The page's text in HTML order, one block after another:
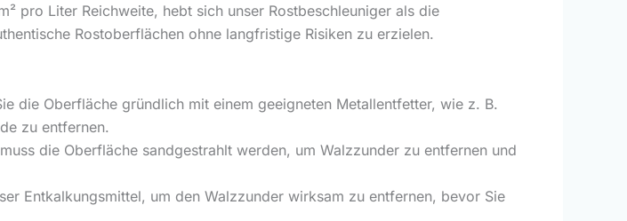
pro Liter Reichweite, hebt sich unser Rostbeschleuniger als die
Rostoberflächen ohne langfristige Risiken zu erzielen.
die Oberfläche gründlich mit einem geeigneten Metallentfetter, wie z. B.
zu entfernen.
die Oberfläche sandgestrahlt werden, um Walzzunder zu entfernen und
Entkalkungsmittel, um den Walzzunder wirksam zu entfernen, bevor Sie